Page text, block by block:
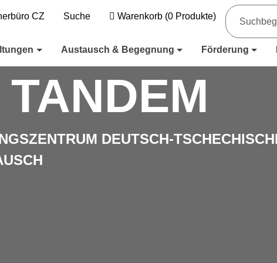
CZ Suche Warenkorb (0 Produkte)
Austausch & Begegnung Förderung
TANDEM
DEUTSCH-